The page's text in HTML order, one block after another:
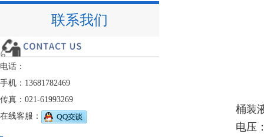
桶装
电压
联系我们
电话：
手机：13681782469
传真：021-61993269
在线客服：